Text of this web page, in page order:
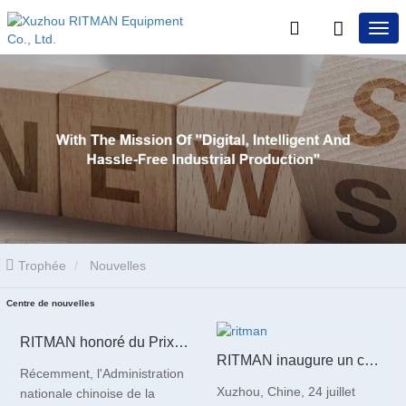
Trophée Nouvelles
Centre de nouvelles
RITMAN honoré du Prix d'Excellence des Brevets de Chine
Récemment, l'Administration
nationale chinoise de la
RITMAN inaugure un centre de service client mondial pour améliorer le support complet du cycle de vie des clients dans le monde entier
Xuzhou, Chine, 24 juillet